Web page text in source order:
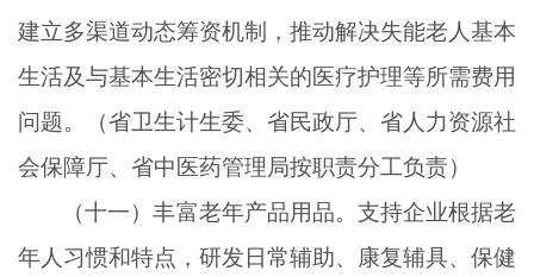
建立多渠道动态筹资机制，推动解决失能老人基本
生活及与基本生活密切相关的医疗护理等所需费用
问题。（省卫生计生委、省民政厅、省人力资源社
会保障厅、省中医药管理局按职责分工负责）
（十一）丰富老年产品用品。支持企业根据老
年人习惯和特点，研发日常辅助、康复辅具、保健